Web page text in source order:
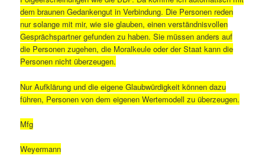
dem braunen Gedankengut in Verbindung. Die Personen reden
nur solange mit mir, wie sie glauben, einen verständnisvollen
Gesprächspartner gefunden zu haben. Sie müssen anders auf
die Personen zugehen, die Moralkeule oder der Staat kann die
Personen nicht überzeugen.
Nur Aufklärung und die eigene Glaubwürdigkeit können dazu
führen, Personen von dem eigenen Wertemodell zu überzeugen.
Mfg
Weyermann